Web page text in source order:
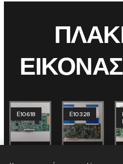
Ε10618
HV430FHB-
Ε10328